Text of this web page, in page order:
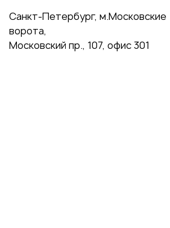
Санкт-Петербург, м.Московские
ворота,
Московский пр., 107, офис 301